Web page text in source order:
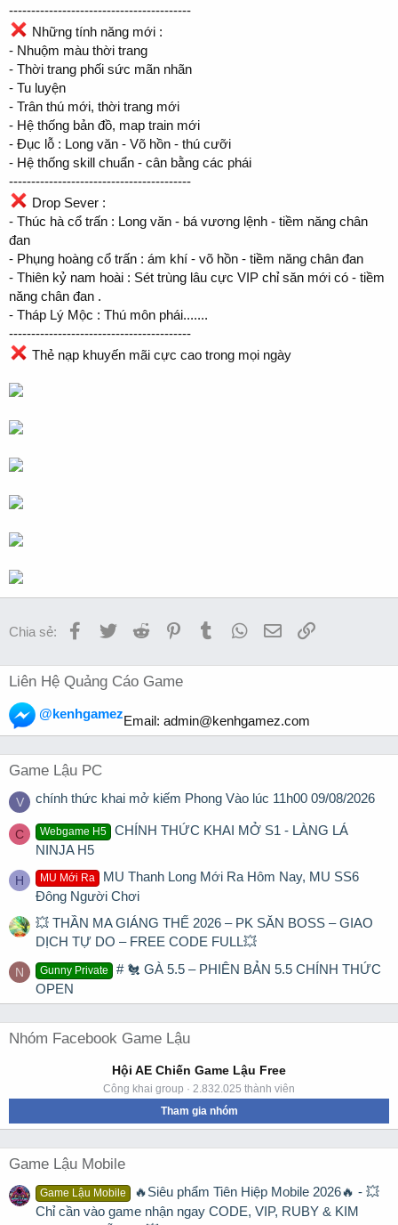
-----------------------------------------
Những tính năng mới :
- Nhuộm màu thời trang
- Thời trang phối sức mãn nhãn
- Tu luyện
- Trân thú mới, thời trang mới
- Hệ thống bản đồ, map train mới
- Đục lỗ : Long văn - Võ hồn - thú cưỡi
- Hệ thống skill chuẩn - cân bằng các phái
-----------------------------------------
Drop Sever :
- Thúc hà cổ trấn : Long văn - bá vương lệnh - tiềm năng chân
đan
- Phụng hoàng cổ trấn : ám khí - võ hồn - tiềm năng chân đan
- Thiên kỷ nam hoài : Sét trùng lâu cực VIP chỉ săn mới có - tiềm
năng chân đan .
- Tháp Lý Mộc : Thú môn phái.......
-----------------------------------------
Thẻ nạp khuyến mãi cực cao trong mọi ngày
Chia sẻ: Facebook
TwitterReddit PinterestTumblrWhatsApp
EmailLink
Liên Hệ Quảng Cáo Game
@kenhgamezEmail: admin@kenhgamez.com
Game Lậu PC
V chính thức khai mở kiếm Phong Vào lúc 11h00 09/08/2026
C Webgame H5
CHÍNH THỨC KHAI MỞ S1 - LÀNG LÁ
NINJA H5
H MU Mới Ra
MU Thanh Long Mới Ra Hôm Nay, MU SS6
Đông Người Chơi
💥 THẦN MA GIÁNG THẾ 2026 – PK SĂN BOSS – GIAO
DỊCH TỰ DO – FREE CODE FULL💥
N Gunny Private
# 🐔 GÀ 5.5 – PHIÊN BẢN 5.5 CHÍNH THỨC
OPEN
Nhóm Facebook Game Lậu
Hội AE Chiến Game Lậu Free
Công khai group · 2.832.025 thành viên
Tham gia nhóm
Game Lậu Mobile
Game Lậu Mobile
🔥Siêu phẩm Tiên Hiệp Mobile 2026🔥 - 💥
Chỉ cần vào game nhận ngay CODE, VIP, RUBY & KIM